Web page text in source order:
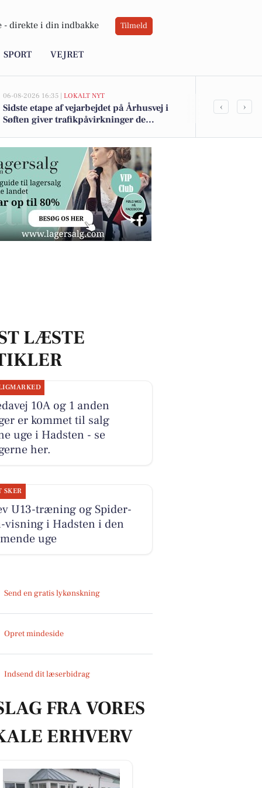
- direkte i din indbakke Tilmeld
SPORT VEJRET
06-08-2026 16:35 | LOKALT NYT
Sidste etape af vejarbejdet på Århusvej i
Søften giver trafikpåvirkninger de
Savner du
‹ ›
LÆSTE
10A og 1 anden
er kommet til salg
uge i Hadsten - se
her.
SKER
U13-træning og Spider-
visning i Hadsten i den
uge
Send en gratis lykønskning
Opret mindeside
Indsend dit læserbidrag
FRA VORES
ERHVERV